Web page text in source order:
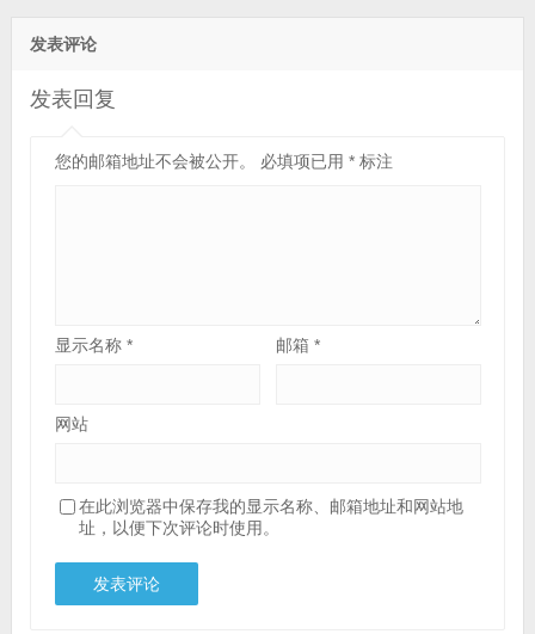
发表评论
发表回复
您的邮箱地址不会被公开。 必填项已用 *标注
显示名称 * 邮箱*
网站
在此浏览器中保存我的显示名称、邮箱地址和网站地
址，以便下次评论时使用。